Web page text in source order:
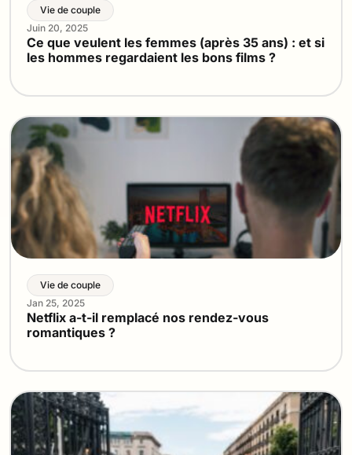
Vie de couple
Juin 20, 2025
Ce que veulent les femmes (après 35 ans) : et si
les hommes regardaient les bons films ?
Vie de couple
Jan 25, 2025
Netflix a-t-il remplacé nos rendez-vous
romantiques ?